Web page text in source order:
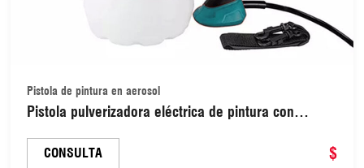
Pistola de pintura en aerosol
Pistola pulverizadora eléctrica de pintura con
(ESG031)
CONSULTA $